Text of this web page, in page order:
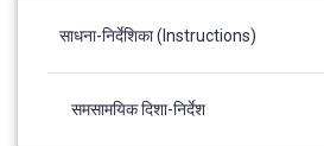
साधना-निर्देशिका (Instructions)
समसामयिक दिशा-निर्देश